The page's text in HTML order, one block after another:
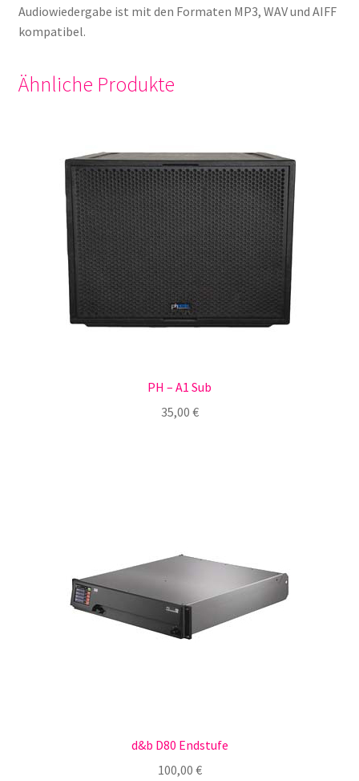
Audiowiedergabe ist mit den Formaten MP3, WAV und AIFF
kompatibel.
Ähnliche Produkte
PH – A1 Sub
35,00 €
d&b D80 Endstufe
100,00 €